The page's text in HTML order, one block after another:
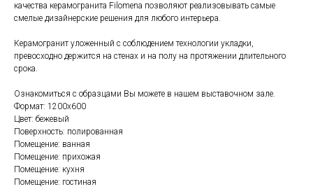
качества керамогранита Filomena позволяют реализовывать самые
смелые дизайнерские решения для любого интерьера.
Керамогранит уложенный с соблюдением технологии укладки,
превосходно держится на стенах и на полу на протяжении длительного
срока.
Ознакомиться с образцами Вы можете в нашем выставочном зале.
Формат: 1200х600
Цвет: бежевый
Поверхность: полированная
Помещение: ванная
Помещение: прихожая
Помещение: кухня
Помещение: гостиная